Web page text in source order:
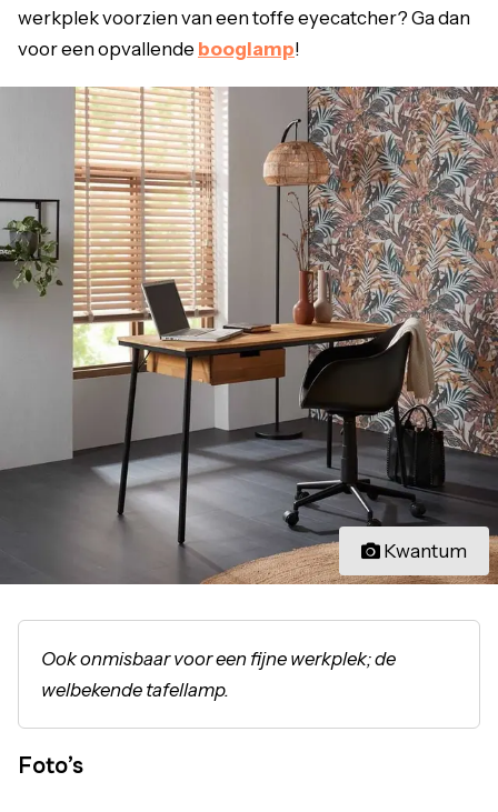
werkplek voorzien van een toffe eyecatcher? Ga dan
voor een opvallende booglamp!
Kwantum
Ook onmisbaar voor een fijne werkplek; de
welbekende tafellamp.
Foto’s